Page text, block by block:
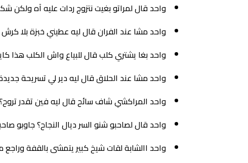
واحد قال لمراتو بغيت نتزوج ردات عليه آه
واحد مشا عند الفران قال ليه عطيني خبزة بلا كرش
واحد بغا يشتري كلب قال للبياع واش الكلب هذا
واحد مشا عند الحلاق قال ليه دير لي تسريحة
واحد المراكشي شاف سائح قال ليه فين تقدر
واحد قال لصاحبو شنو السر ديال النجاح؟ جاوبو
واحد االشابة لقات شيخ كبير يتمشى بالقفة